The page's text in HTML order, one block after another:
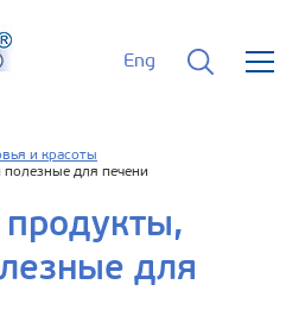
Eng
и красоты
для печени
для